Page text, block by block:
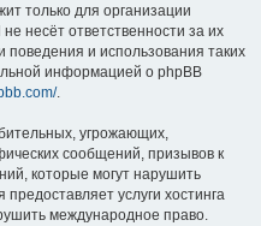
только для организации
несёт ответственности за их
и использования таких
информацией о phpBB
.
угрожающих,
сообщений, призывов к
которые могут нарушить
услуги хостинга
международное право.